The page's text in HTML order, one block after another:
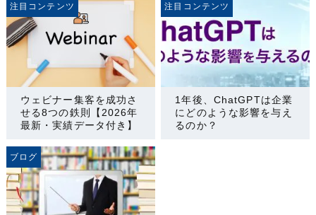
注目コンテンツ
ウェビナー集客を成功さ
せる8つの鉄則【2026年
最新・実績データ付き】
注目コンテンツ
1年後、ChatGPTは企業
にどのような影響を与え
るのか？
ブログ